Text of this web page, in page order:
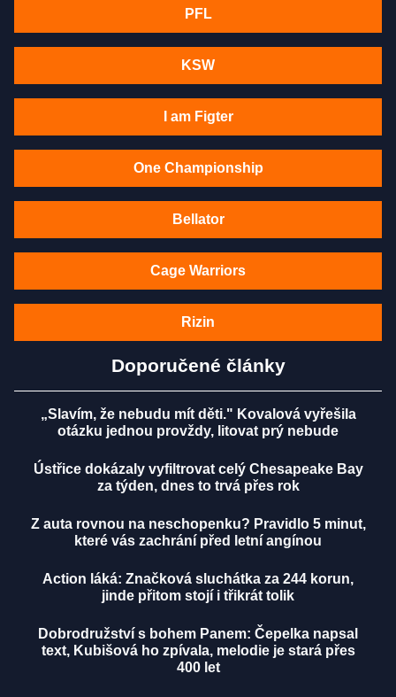
PFL
KSW
I am Figter
One Championship
Bellator
Cage Warriors
Rizin
Doporučené články
„Slavím, že nebudu mít děti." Kovalová vyřešila
otázku jednou provždy, litovat prý nebude
Ústřice dokázaly vyfiltrovat celý Chesapeake Bay
za týden, dnes to trvá přes rok
Z auta rovnou na neschopenku? Pravidlo 5 minut,
které vás zachrání před letní angínou
Action láká: Značková sluchátka za 244 korun,
jinde přitom stojí i třikrát tolik
Dobrodružství s bohem Panem: Čepelka napsal
text, Kubišová ho zpívala, melodie je stará přes
400 let